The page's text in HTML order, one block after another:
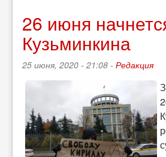
26 июня
Кузьминкина
25 июня, 2020 - 21:08 - Редакция